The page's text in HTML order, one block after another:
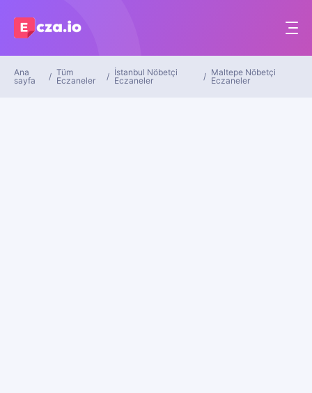
Ana
sayfa
Tüm
Eczaneler
İstanbul Nöbetçi
Eczaneler
Maltepe Nöbetçi
Eczaneler